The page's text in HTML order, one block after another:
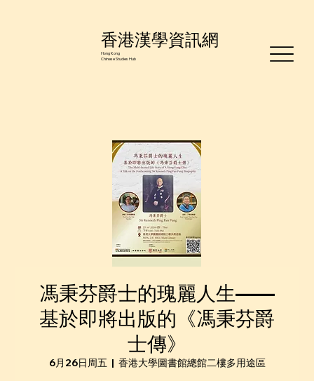
香港漢學資訊網
Hong Kong
Chinese Studies Hub
馮秉芬爵士的瑰麗人生——
基於即將出版的《馮秉芬爵
士傳》
6月26日周五
  |
香港大學圖書館總館二樓多用途區